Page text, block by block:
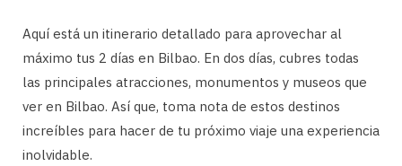
Aquí está un itinerario detallado para aprovechar al
máximo tus 2 días en Bilbao. En dos días, cubres todas
las principales atracciones, monumentos y museos que
ver en Bilbao. Así que, toma nota de estos destinos
increíbles para hacer de tu próximo viaje una experiencia
inolvidable.